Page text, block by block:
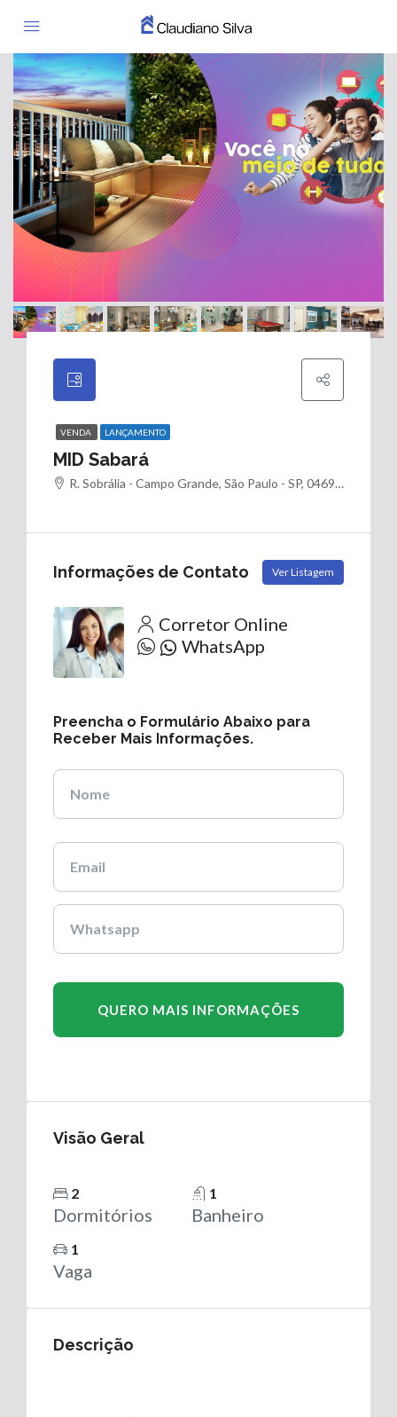
VENDA LANÇAMENTO
MID Sabará
R. Sobrália - Campo Grande, São Paulo - SP, 04691-020, Brasil
Informações de Contato Ver Listagem
Corretor Online
WhatsApp
Preencha o Formulário Abaixo para
Receber Mais Informações.
Nome
Visão Geral
2
Dormitórios
1
Banheiro
1
Vaga
Descrição